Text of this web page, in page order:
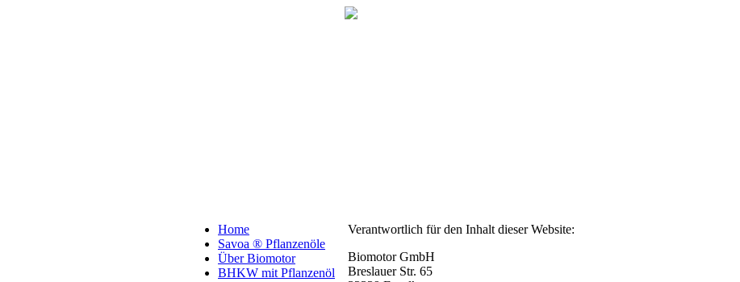
Home
Savoa ® Pflanzenöle
Über Biomotor
BHKW mit Pflanzenöl
Verantwortlich für den Inhalt dieser Website:
Biomotor GmbH
Breslauer Str. 65